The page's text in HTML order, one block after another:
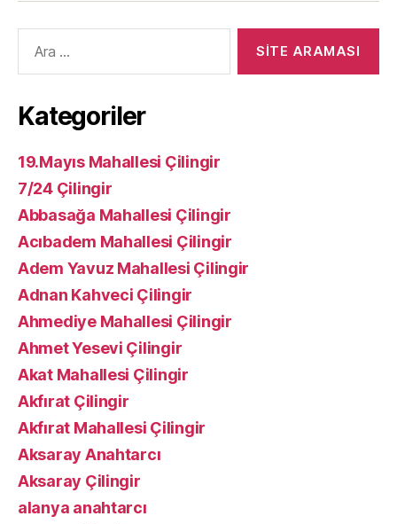
yap:
Kategoriler
19.Mayıs Mahallesi Çilingir
7/24 Çilingir
Abbasağa Mahallesi Çilingir
Acıbadem Mahallesi Çilingir
Adem Yavuz Mahallesi Çilingir
Adnan Kahveci Çilingir
Ahmediye Mahallesi Çilingir
Ahmet Yesevi Çilingir
Akat Mahallesi Çilingir
Akfırat Çilingir
Akfırat Mahallesi Çilingir
Aksaray Anahtarcı
Aksaray Çilingir
alanya anahtarcı